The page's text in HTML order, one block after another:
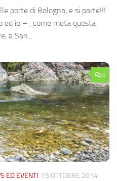
porte di Bologna, e si parte!!!
ed io – , come meta questa
a San...
0
ED EVENTI 15 OTTOBRE 2014